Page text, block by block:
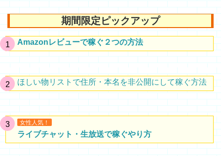
期間限定ピックアップ
Amazonレビューで稼ぐ２つの方法
ほしい物リストで住所・本名を非公開にして稼ぐ方法
女性人気！
ライブチャット・生放送で稼ぐやり方